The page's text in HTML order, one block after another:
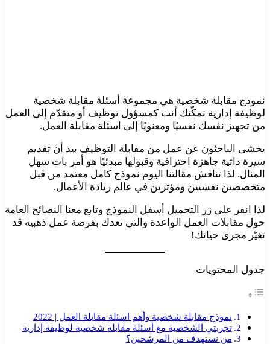
نموذج مقابلة شخصية هي مجموعة أسئلة مقابلة شخصية
لوظيفة إدارية تمكّنك أنت كمسؤول توظيف أو متقدّم إلى العمل
من تجهيز نفسك نفسيًا ومعنويًا إلى اسئلة مقابلة العمل.
يخشى الباحثون عن عمل من مقابلة التوظيف بيد أن تقديم
سيرة ذاتية جاهزة احترافية وقبولها مبدئيًا هو أمر بات سهل
المنال. لذا تناقش مقالتنا اليوم نموذج كامل معتمد من قبل
متخصصين نفسيين ومؤثرين في عالم ريادة الأعمال.
لذا انقر على زر التحميل أسفل النموذج وتابع معنا النصائح العامة
حول مقابلات العمل الواعدة والتي تعدك بفرصة عمل ذهبية قد
تغيّر مجرى حياتك!
جدول المحتويات
نموذج مقابلة شخصية وأهم اسئلة مقابلة العمل | 2022
تجربتي الشخصية مع أسئلة مقابلة شخصية لوظيفة إدارية
من نستهدف من المرشحين؟